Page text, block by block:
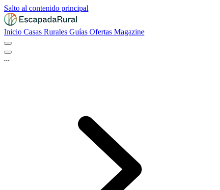
Salto al contenido principal
Inicio Casas Rurales Guías Ofertas Magazine
...